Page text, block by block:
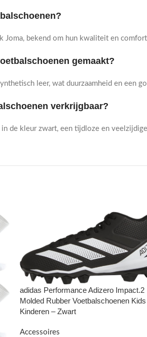
Joma, bekend om hun kwaliteit en
gemaakt?
leer, wat duurzaamheid en een
verkrijgbaar?
de kleur zwart, een tijdloze en
adidas Performance Adizero Impact.2
Molded Rubber Voetbalschoenen
Kinderen – Zwart
Accessoires